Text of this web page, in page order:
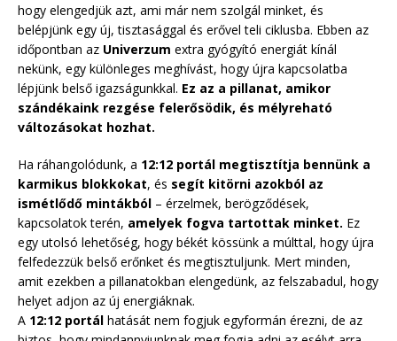
hogy elengedjük azt, ami már nem szolgál minket, és
belépjünk egy új, tisztasággal és erővel teli ciklusba. Ebben az
időpontban az Univerzum extra gyógyító energiát kínál
nekünk, egy különleges meghívást, hogy újra kapcsolatba
lépjünk belső igazságunkkal. Ez az a pillanat, amikor
szándékaink rezgése felerősödik, és mélyreható
változásokat hozhat.
Ha ráhangolódunk, a 12:12 portál megtisztítja bennünk a
karmikus blokkokat, és segít kitörni azokból az
ismétlődő mintákból – érzelmek, berögződések,
kapcsolatok terén, amelyek fogva tartottak minket. Ez
egy utolsó lehetőség, hogy békét kössünk a múlttal, hogy újra
felfedezzük belső erőnket és megtisztuljunk. Mert minden,
amit ezekben a pillanatokban elengedünk, az felszabadul, hogy
helyet adjon az új energiáknak.
A 12:12 portál hatását nem fogjuk egyformán érezni, de az